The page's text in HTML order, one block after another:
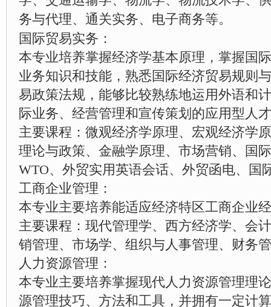
务与代理、通关实务、电子商务等。
国际贸易实务：
本专业培养掌握经济学基本原理，掌握国
业务知识和技能，熟悉国际经济贸易规则
易政策法规，能够比较熟练地运用外语和
际业务、经营管理和宣传策划的应用型人
主要课程：微观经济学原理、宏观经济学
理论与政策、金融学原理、市场营销、国
WTO、外贸实用英语会话、外贸函电、国
工商企业管理：
本专业主要培养能适应经济特区工商企业
主要课程：现代管理学、西方经济学、会
销管理、市场学、组织与人事管理、财务
人力资源管理：
本专业主要培养掌握现代人力资源管理理
源管理技巧、方法和工具，并拥有一定计